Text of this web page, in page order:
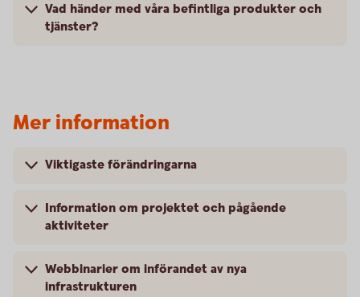
Vad händer med våra befintliga produkter och
tjänster?
Mer information
Viktigaste förändringarna
Information om projektet och pågående
aktiviteter
Webbinarier om införandet av nya
infrastrukturen